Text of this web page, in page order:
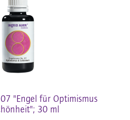
"Engel für Optimismus
30 ml